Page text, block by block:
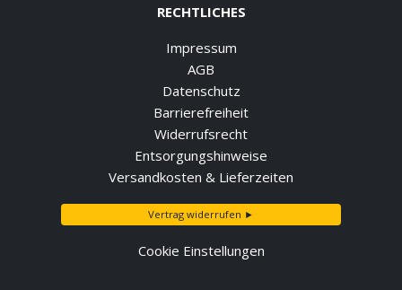
RECHTLICHES
Impressum
AGB
Datenschutz
Barrierefreiheit
Widerrufsrecht
Entsorgungshinweise
Versandkosten & Lieferzeiten
Vertrag widerrufen ►
Cookie Einstellungen